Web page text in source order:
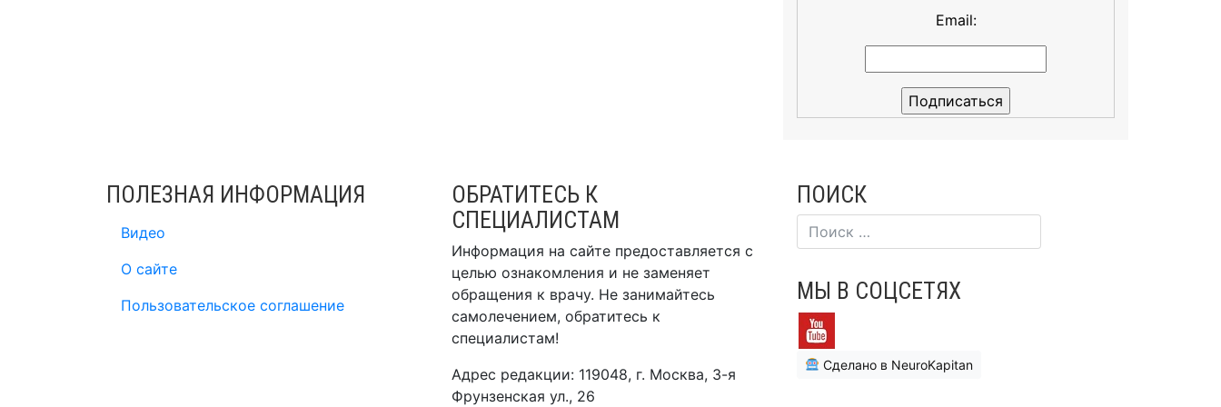
Email:
ПОЛЕЗНАЯ ИНФОРМАЦИЯ
Видео
О сайте
Пользовательское соглашение
ОБРАТИТЕСЬ К
СПЕЦИАЛИСТАМ
Информация на сайте предоставляется с
целью ознакомления и не заменяет
обращения к врачу. Не занимайтесь
самолечением, обратитесь к
специалистам!
Адрес редакции: 119048, г. Москва, 3-я
Фрунзенская ул., 26
ПОИСК
МЫ В СОЦСЕТЯХ
Сделано в NeuroKapitan